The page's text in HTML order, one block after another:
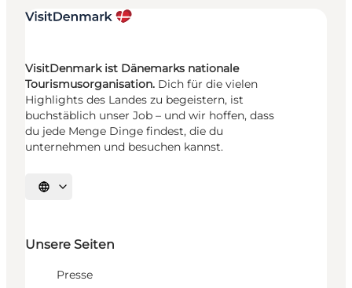
VisitDenmark ist Dänemarks nationale
Tourismusorganisation. Dich für die vielen
Highlights des Landes zu begeistern, ist
buchstäblich unser Job – und wir hoffen, dass
du jede Menge Dinge findest, die du
unternehmen und besuchen kannst.
Sprache auswählen
Unsere Seiten
Presse